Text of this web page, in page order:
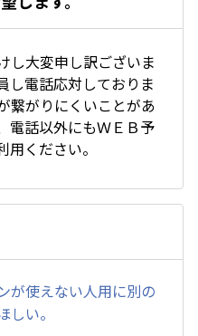
し大変申し訳ございま
し電話応対しておりま
繋がりにくいことがあ
電話以外にもＷＥＢ予
ください。
が使えない人用に別の
い。